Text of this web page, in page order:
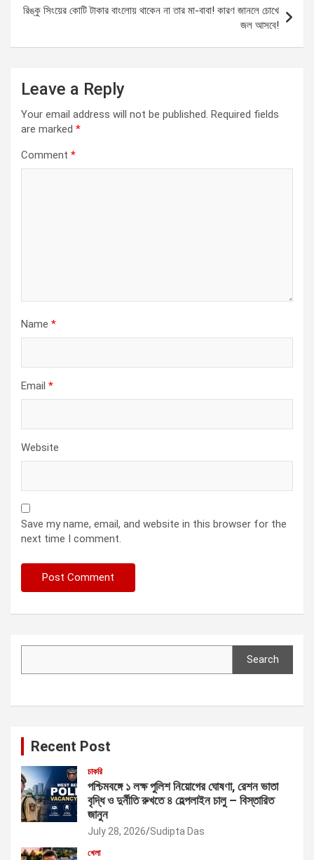
রিঙ্কু সিংয়ের কোটি টাকার বাংলোয় থাকেন না তার মা-বাবা! কারণ জানলে চোখে
জল আসবে!
Leave a Reply
Your email address will not be published. Required fields
are marked *
Comment *
Name *
Email *
Website
Save my name, email, and website in this browser for the
next time I comment.
Search
Recent Post
চাকরি
পশ্চিমবঙ্গে ১ লক্ষ পুলিশ নিয়োগের ঘোষণা, রেশন ভাতা
বৃদ্ধি ও দুর্নীতি রুখতে ৪ হেল্পলাইন চালু – বিস্তারিত
জানুন
July 28, 2026 Sudipta Das
খেলা